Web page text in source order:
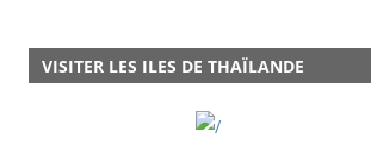
VISITER LES ILES DE THAÏLANDE